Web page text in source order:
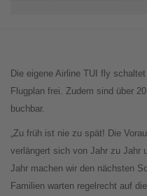
Die eigene Airline TUI fly
Flugplan frei. Zudem sind über
buchbar.
„Zu früh ist nie zu spät! Die
verlängert sich von Jahr zu Jahr
Jahr machen wir den nächsten
Familien warten regelrecht auf